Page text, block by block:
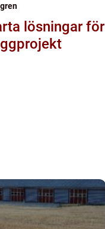
lösningar för